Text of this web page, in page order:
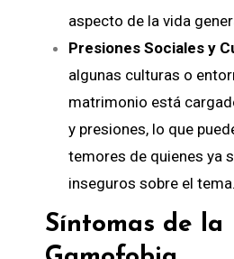
aspecto de la vida
Presiones Sociales y
algunas culturas o
matrimonio está
y presiones, lo que
temores de quienes ya
inseguros sobre el tema.
Síntomas de la